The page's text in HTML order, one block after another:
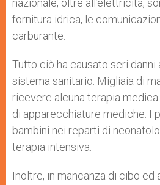
nazionale, oltre all’elettricità,
fornitura idrica, le
carburante.
Tutto ciò ha causato seri danni
sistema sanitario. Migliaia di
ricevere alcuna terapia
di apparecchiature mediche. I
bambini nei reparti di
terapia intensiva.
Inoltre, in mancanza di cibo ed